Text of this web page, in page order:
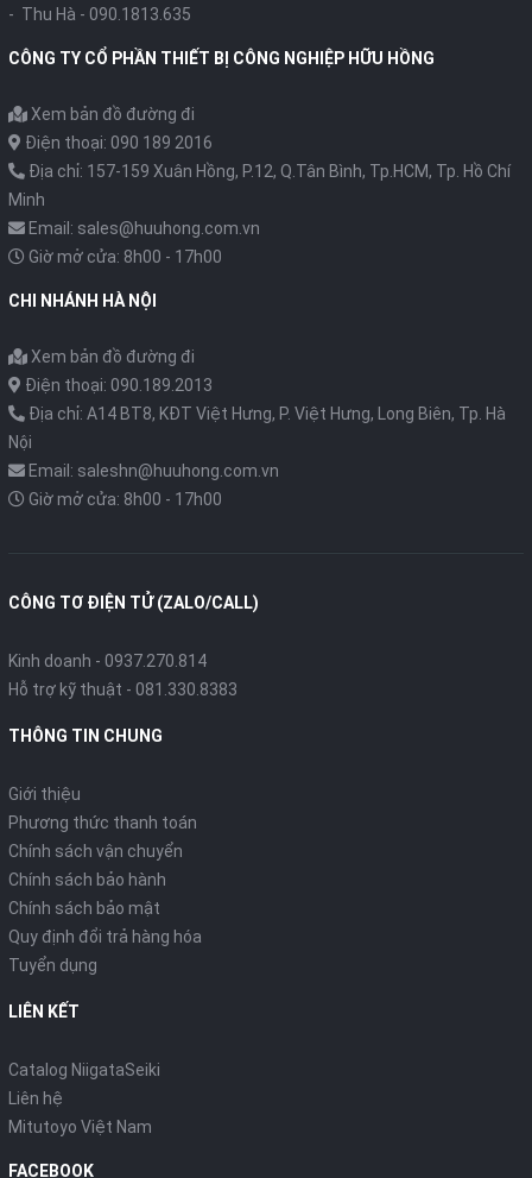
- Thu Hà - 090.1813.635
CÔNG TY CỔ PHẦN THIẾT BỊ CÔNG NGHIỆP HỮU HỒNG
Xem bản đồ đường đi
Điện thoại: 090 189 2016
Địa chỉ: 157-159 Xuân Hồng, P.12, Q.Tân Bình, Tp.HCM, Tp. Hồ Chí
Minh
Email: sales@huuhong.com.vn
Giờ mở cửa: 8h00 - 17h00
CHI NHÁNH HÀ NỘI
Xem bản đồ đường đi
Điện thoại: 090.189.2013
Địa chỉ: A14 BT8, KĐT Việt Hưng, P. Việt Hưng, Long Biên, Tp. Hà
Nội
Email: saleshn@huuhong.com.vn
Giờ mở cửa: 8h00 - 17h00
CÔNG TƠ ĐIỆN TỬ (ZALO/CALL)
Kinh doanh - 0937.270.814
Hỗ trợ kỹ thuật - 081.330.8383
THÔNG TIN CHUNG
Giới thiệu
Phương thức thanh toán
Chính sách vận chuyển
Chính sách bảo hành
Chính sách bảo mật
Quy định đổi trả hàng hóa
Tuyển dụng
LIÊN KẾT
Catalog NiigataSeiki
Liên hệ
Mitutoyo Việt Nam
FACEBOOK